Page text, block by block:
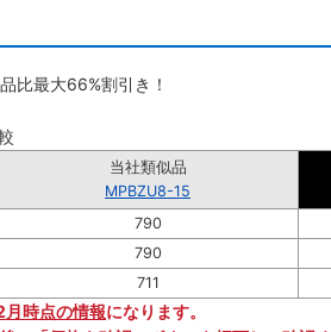
比最大66%割引き！
当社類似品
MPBZU8-15
790
790
711
時点の情報になります。